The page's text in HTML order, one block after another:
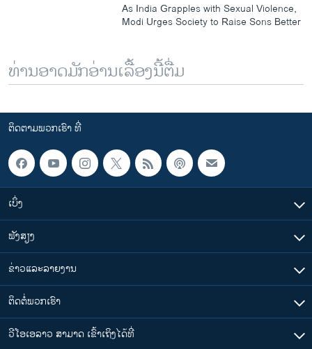
As India Grapples with Sexual Violence,
Modi Urges Society to Raise Sons Better
ທ່ານອາດມັກອ່ານເລື້ອງນີ້ຕື່ມ
ຕິດຕາມພວກເຮົາ ທີ່
ເບິ່ງ
ຟັງສຽງ
ຂ່າວແລະລາຍງານ
ຕິດຕໍ່ພວກເຮົາ
ວີໂອເອລາວ ສາມາດ ເຂົ້າເຖິງໄດ້ທີ່